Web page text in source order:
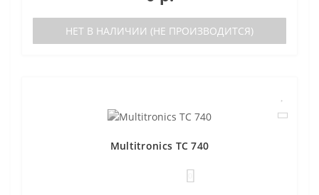
НЕТ В НАЛИЧИИ (НЕ ПРОИЗВОДИТСЯ)
Multitronics TC 740